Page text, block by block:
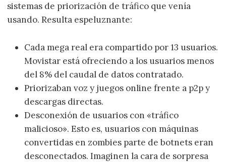
sistemas de priorización de tráfico que venía
usando. Resulta espeluznante:
Cada mega real era compartido por 13 usuarios.
Movistar está ofreciendo a los usuarios menos
del 8% del caudal de datos contratado.
Priorizaban voz y juegos online frente a p2p y
descargas directas.
Desconexión de usuarios con «tráfico
malicioso». Esto es, usuarios con máquinas
convertidas en zombies parte de botnets eran
desconectados. Imaginen la cara de sorpresa